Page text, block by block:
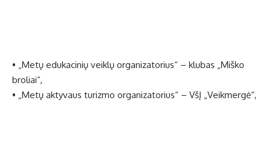
• „Metų edukacinių veiklų organizatorius“ – klubas „Miško
broliai“,
• „Metų aktyvaus turizmo organizatorius“ – VšĮ „Veikmergė“,